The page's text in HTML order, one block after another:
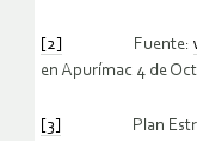
[2] Fuente:
en Apurímac 4 de
[3]
Plan